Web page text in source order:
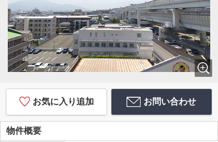
お気に入り追加 お問い合わせ
物件概要